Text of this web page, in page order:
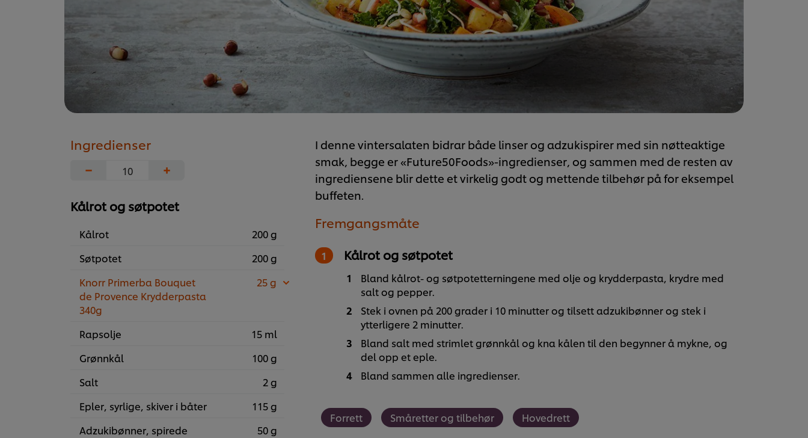
Ingredienser
−
+
Kålrot og søtpotet
Kålrot
200 g
Søtpotet
200 g
Knorr Primerba Bouquet
de Provence Krydderpasta
340g
25 g
Rapsolje
15 ml
Grønnkål
100 g
Salt
2 g
Epler, syrlige, skiver i båter
115 g
Adzukibønner, spirede
50 g
I denne vintersalaten bidrar både linser og adzukispirer med sin nøtteaktige
smak, begge er «Future50Foods»-ingredienser, og sammen med de resten av
ingrediensene blir dette et virkelig godt og mettende tilbehør på for eksempel
buffeten.
Fremgangsmåte
Kålrot og søtpotet
Bland kålrot- og søtpotetterningene med olje og krydderpasta, krydre med
salt og pepper.
Stek i ovnen på 200 grader i 10 minutter og tilsett adzukibønner og stek i
ytterligere 2 minutter.
Bland salt med strimlet grønnkål og kna kålen til den begynner å mykne, og
del opp et eple.
Bland sammen alle ingredienser.
Forrett Småretter og tilbehør Hovedrett